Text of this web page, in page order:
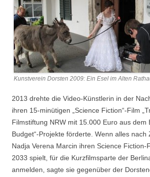
Kunstverein Dorsten 2009: Ein Esel im Alten
2013 drehte die Video-Künstlerin in der
ihren 15-minütigen „Science Fiction“-Film
Filmstiftung NRW mit 15.000 Euro aus dem
Budget“-Projekte förderte. Wenn alles nach
Nadja Verena Marcin ihren Science Fiction-
2033 spielt, für die Kurzfilmsparte der
anmelden, sagte sie gegenüber der